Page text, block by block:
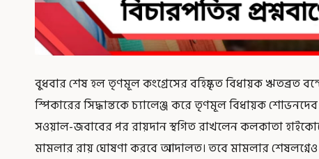
বুধবার শেষ হল তৃণমূল কংগ্রেসের বহিষ্কৃত বিধায়ক ঋতব্রত
স্পিকারের সিদ্ধান্তকে চ্যালেঞ্জ করে তৃণমূল বিধায়ক শোভনদেব
সওয়াল-জবাবের পর রায়দান স্থগিত রাখলেন কলকাতা
মামলার রায় ঘোষণা করবে আদালত। তবে মামলার